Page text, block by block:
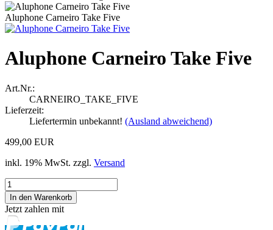
Aluphone Carneiro Take Five
Aluphone Carneiro Take Five
Art.Nr.:
CARNEIRO_TAKE_FIVE
Lieferzeit:
Liefertermin unbekannt! (Ausland abweichend)
499,00 EUR
inkl. 19% MwSt. zzgl. Versand
Jetzt zahlen mit